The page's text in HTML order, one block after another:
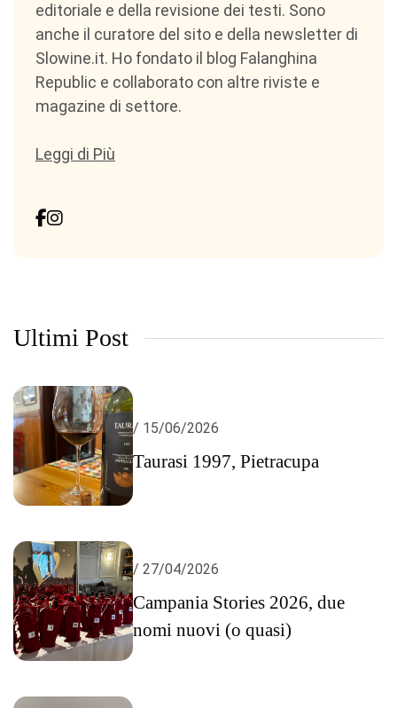
editoriale e della revisione dei testi. Sono
anche il curatore del sito e della newsletter di
Slowine.it. Ho fondato il blog Falanghina
Republic e collaborato con altre riviste e
magazine di settore.
Leggi di Più
Ultimi Post
/ 15/06/2026
Taurasi 1997, Pietracupa
/ 27/04/2026
Campania Stories 2026, due
nomi nuovi (o quasi)